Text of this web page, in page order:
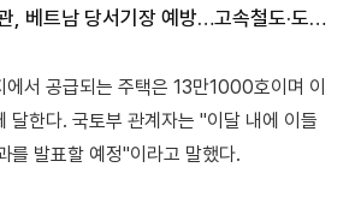
김윤덕 국토부 장관, 베트남 당서기장 예방…고속철도·도시개발 협력 구체화
에서 공급되는 주택은 13만1000호이며 이
달한다. 국토부 관계자는 "이달 내에 이들
를 발표할 예정"이라고 말했다.